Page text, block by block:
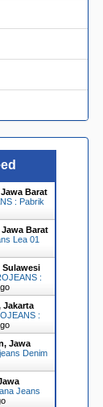
Barat
: Pabrik
Barat
Lea 01
Sulawesi
:
Jakarta
:
Jawa
Denim
Jeans